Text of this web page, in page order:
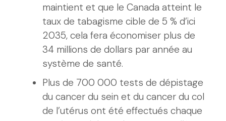
maintient et que le Canada atteint le
taux de tabagisme cible de 5 % d’ici
2035, cela fera économiser plus de
34 millions de dollars par année au
système de santé.
Plus de 700 000 tests de dépistage
du cancer du sein et du cancer du col
de l’utérus ont été effectués chaque